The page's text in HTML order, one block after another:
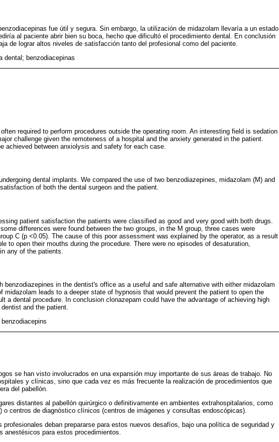
fue útil y segura. Sin embargo, la utilización de midazolam llevaría a un estado
al paciente abrir bien su boca, hecho que dificultó el procedimiento dental. En conclusión
de lograr altos niveles de satisfacción tanto del profesional como del paciente.
dental; benzodiacepinas
required to perform procedures outside the operating room. An interesting field is sedation
challenge given the remoteness of a hospital and the anxiety generated in the patient.
achieved between anxiolysis and safety for each case.
dental implants. We compared the use of two benzodiazepines, midazolam (M) and
of both the dental surgeon and the patient.
patient satisfaction the patients were classified as good and very good with both drugs.
differences were found between the two groups, in the M group, three cases were
C (p <0.05). The cause of this poor assessment was explained by the operator, as a result
to open their mouths during the procedure. There were no episodes of desaturation,
any of the patients.
benzodiazepines in the dentist's office as a useful and safe alternative with either midazolam
midazolam leads to a deeper state of hypnosis that would prevent the patient to open the
a dental procedure. In conclusion clonazepam could have the advantage of achieving high
and the patient.
se han visto involucrados en una expansión muy importante de sus áreas de trabajo. No
y clínicas, sino que cada vez es más frecuente la realización de procedimientos que
del pabellón.
distantes al pabellón quirúrgico o definitivamente en ambientes extrahospitalarios, como
o centros de diagnóstico clínicos (centros de imágenes y consultas endoscópicas).
profesionales deban prepararse para estos nuevos desafíos, bajo una política de seguridad y
anestésicos para estos procedimientos.